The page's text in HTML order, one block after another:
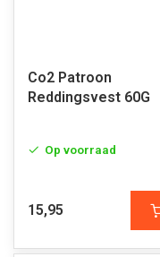
Co2 Patroon
Reddingsvest 60G
Op voorraad
15,95